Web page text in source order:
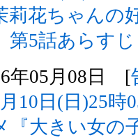
莉花ちゃん
第5話あらす
年05月08日 [
月10日(日)25
『大きい女の